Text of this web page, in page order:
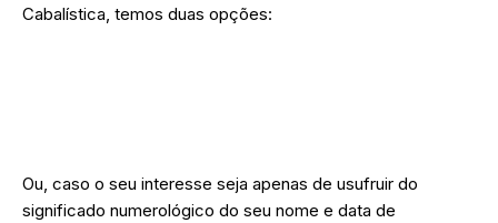
Cabalística, temos duas opções:
Ou, caso o seu interesse seja apenas de usufruir do
significado numerológico do seu nome e data de